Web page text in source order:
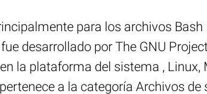
para los archivos
desarrollado por The GNU
la plataforma del sistema , Linux,
a la categoría Archivos